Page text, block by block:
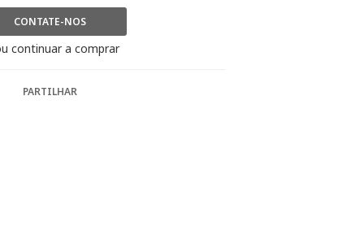
CONTATE-NOS
continuar a comprar
PARTILHAR